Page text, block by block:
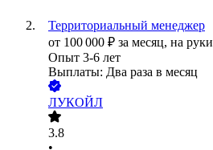
Территориальный менеджер
от 100 000 ₽ за месяц, на руки
Опыт 3-6 лет
Выплаты: Два раза в месяц
ЛУКОЙЛ
3.8